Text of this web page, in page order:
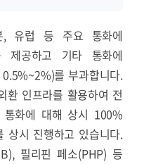
, 유럽 등 주요 통화에
공하고 기타 통화에
를 부과합니다.
환 인프라를 활용하여 전
화에 대해 상시 100%
상시 진행하고 있습니다.
필리핀 페소(PHP) 등